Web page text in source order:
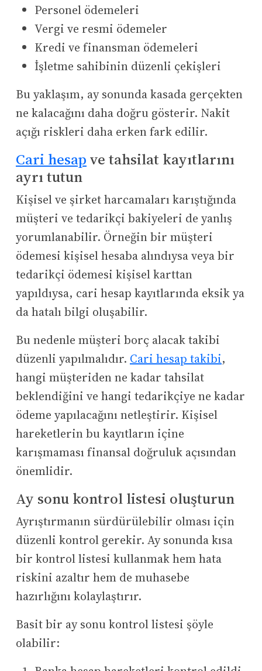
Personel ödemeleri
Vergi ve resmi ödemeler
Kredi ve finansman ödemeleri
İşletme sahibinin düzenli çekişleri
Bu yaklaşım, ay sonunda kasada gerçekten
ne kalacağını daha doğru gösterir. Nakit
açığı riskleri daha erken fark edilir.
Cari hesap ve tahsilat kayıtlarını
ayrı tutun
Kişisel ve şirket harcamaları karıştığında
müşteri ve tedarikçi bakiyeleri de yanlış
yorumlanabilir. Örneğin bir müşteri
ödemesi kişisel hesaba alındıysa veya bir
tedarikçi ödemesi kişisel karttan
yapıldıysa, cari hesap kayıtlarında eksik ya
da hatalı bilgi oluşabilir.
Bu nedenle müşteri borç alacak takibi
düzenli yapılmalıdır. Cari hesap takibi,
hangi müşteriden ne kadar tahsilat
beklendiğini ve hangi tedarikçiye ne kadar
ödeme yapılacağını netleştirir. Kişisel
hareketlerin bu kayıtların içine
karışmaması finansal doğruluk açısından
önemlidir.
Ay sonu kontrol listesi oluşturun
Ayrıştırmanın sürdürülebilir olması için
düzenli kontrol gerekir. Ay sonunda kısa
bir kontrol listesi kullanmak hem hata
riskini azaltır hem de muhasebe
hazırlığını kolaylaştırır.
Basit bir ay sonu kontrol listesi şöyle
olabilir: